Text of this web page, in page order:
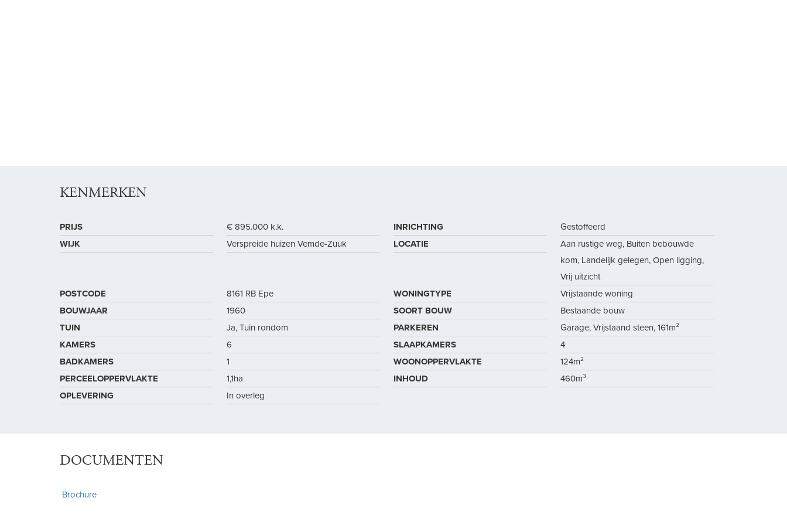
KENMERKEN
PRIJS € 895.000 k.k. INRICHTING
Gestoffeerd
WIJK
Verspreide huizen Vemde-Zuuk LOCATIE
Aan rustige weg, Buiten bebouwde
kom, Landelijk gelegen, Open ligging,
Vrij uitzicht
POSTCODE
8161 RB Epe WONINGTYPE
Vrijstaande woning
BOUWJAAR
1960 SOORT BOUW
Bestaande bouw
TUIN
Ja, Tuin rondom PARKEREN
Garage, Vrijstaand steen, 161m²
KAMERS
6 SLAAPKAMERS
4
BADKAMERS
1 WOONOPPERVLAKTE
124m²
PERCEELOPPERVLAKTE
1,1ha INHOUD
460m³
OPLEVERING
In overleg
DOCUMENTEN
Brochure